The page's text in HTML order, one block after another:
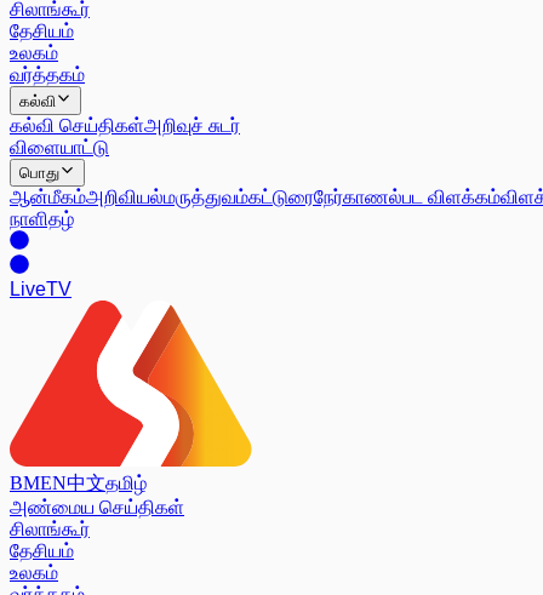
சிலாங்கூர்
தேசியம்
உலகம்
வர்த்தகம்
கல்வி
கல்வி செய்திகள்அறிவுச் சுடர்
விளையாட்டு
பொது
ஆன்மீகம்அறிவியல்மருத்துவம்கட்டுரைநேர்காணல்பட விளக்கம்
நாளிதழ்
LiveTV
BMEN中文தமிழ்
அண்மைய செய்திகள்
சிலாங்கூர்
தேசியம்
உலகம்